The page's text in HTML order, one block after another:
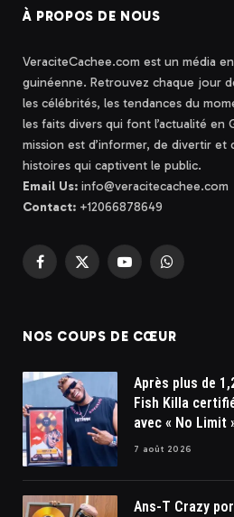
À PROPOS DE NOUS
VeraciteCachee.com est un média
guinéenne. Retrouvez chaque jour
les célébrités, les tendances du
les faits divers qui font l’actualité en
mission est d’informer, de divertir et
histoires qui captivent le public.
Email Us: info@veracitecachee.com
Contact: +12066878649
Facebook
X
YouTubeWhatsApp
NOS COUPS DE CŒUR
Après plus de
Fish Killa
avec « No Limit
7 août 2026
Ans-T Crazy